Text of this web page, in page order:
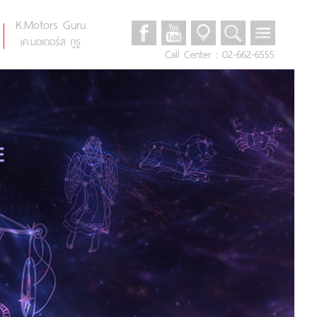
K.Motors Guru
เค.มอเตอร์ส กูรู
Promotions
โปรโมชั่น
รีวิวรถยนต์
News & Events
ข่าวและกิจกรรม
K.Motors Privileges
สิทธิพิเศษ
Privacy & Security Policy
นโยบายความเป็นส่วนตัว
Call Center : 02-662-6555